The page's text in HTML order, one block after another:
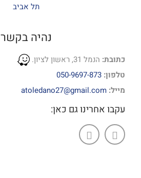
תל אביב
נהיה בקשר
כתובת: הנמל 31, ראשון לציון.
טלפון: 050-9697-873
מייל: atoledano27@gmail.com
עקבו אחרינו גם כאן: